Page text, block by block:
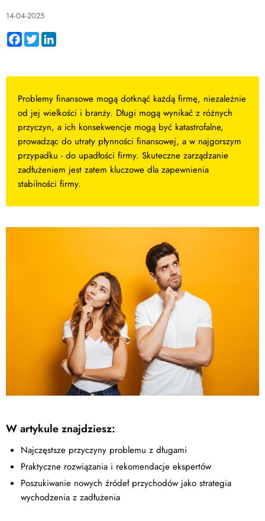
14-04-2025
Facebook
Twitter
Problemy finansowe mogą dotknąć każdą firmę, niezależnie
od jej wielkości i branży. Długi mogą wynikać z różnych
przyczyn, a ich konsekwencje mogą być katastrofalne,
prowadząc do utraty płynności finansowej, a w najgorszym
przypadku - do upadłości firmy. Skuteczne zarządzanie
zadłużeniem jest zatem kluczowe dla zapewnienia
stabilności firmy.
W artykule znajdziesz:
Najczęstsze przyczyny problemu z długami
Praktyczne rozwiązania i rekomendacje ekspertów
Poszukiwanie nowych źródeł przychodów jako strategia
wychodzenia z zadłużenia